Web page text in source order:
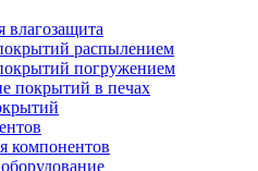
влагозащита
распылением
погружением
покрытий в печах
компонентов